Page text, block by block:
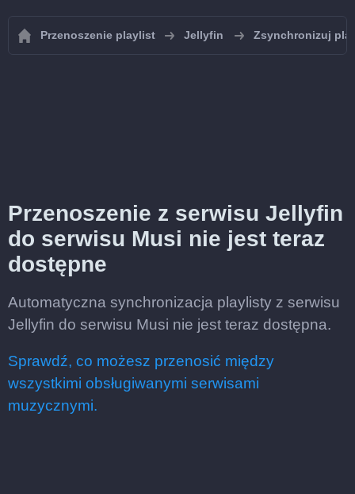
Przenoszenie playlist Jellyfin Zsynchronizuj
Przenoszenie z serwisu Jellyfin
do serwisu Musi nie jest teraz
dostępne
Automatyczna synchronizacja playlisty z serwisu
Jellyfin do serwisu Musi nie jest teraz dostępna.
Sprawdź, co możesz przenosić między
wszystkimi obsługiwanymi serwisami
muzycznymi.